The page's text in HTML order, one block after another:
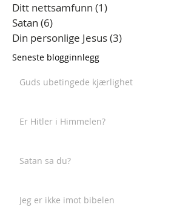
Seneste blogginnlegg
Ditt nettsamfunn (1)
Satan (6)
Din personlige Jesus(3)
Guds ubetingede kjærlighet
Er Hitler i Himmelen?
Satan sa du?
Jeg er ikke imot bibelen